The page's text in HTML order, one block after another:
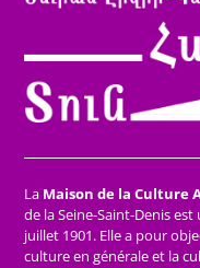
La Maison de la Culture
de la Seine-Saint-Denis
juillet 1901. Elle a pour
culture en générale et la